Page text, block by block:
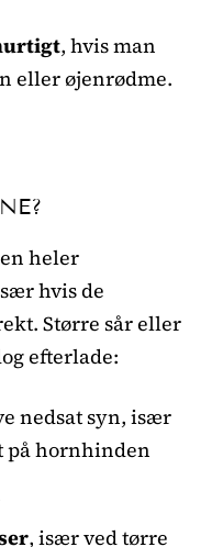
, hvis man
eller øjenrødme.
heler
hvis de
Større sår eller
efterlade:
nedsat syn, især
på hornhinden
, især ved tørre